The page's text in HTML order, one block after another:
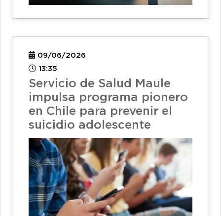
09/06/2026
13:35
Servicio de Salud Maule
impulsa programa pionero
en Chile para prevenir el
suicidio adolescente